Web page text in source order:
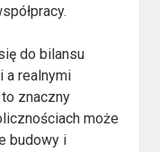
do bilansu
a realnymi
znaczny
może
budowy i